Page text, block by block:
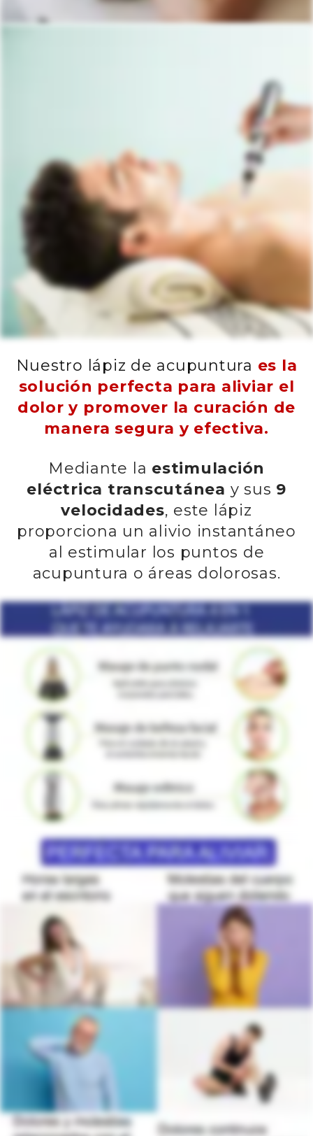
Nuestro lápiz de acupuntura es la
solución perfecta para aliviar el
dolor y promover la curación de
manera segura y efectiva.
Mediante la estimulación
eléctrica transcutánea y sus 9
velocidades, este lápiz
proporciona un alivio instantáneo
al estimular los puntos de
acupuntura o áreas dolorosas.